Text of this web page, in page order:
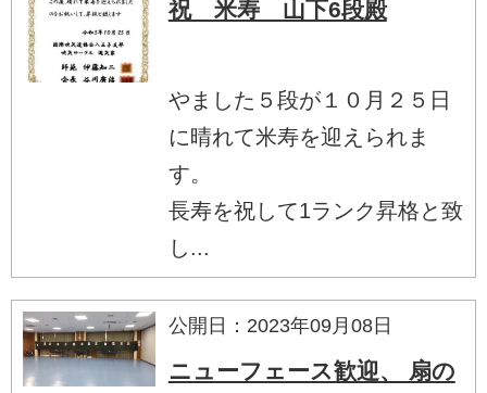
祝 米寿 山下6段殿
やました５段が１０月２５日
に晴れて米寿を迎えられま
す。
長寿を祝して1ランク昇格と致
し...
公開日：2023年09月08日
ニューフェース歓迎、 扇の